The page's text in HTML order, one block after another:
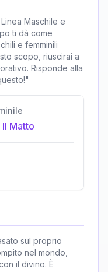
Maschile e
ti dà come
e femminili
scopo, riuscirai a
Risponde alla
Il Matto
sul proprio
nel mondo,
il divino. È